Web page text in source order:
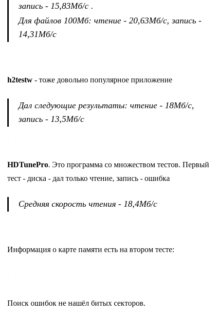
запись - 15,83Мб/с .
Для файлов 100Мб: чтение - 20,63Мб/с, запись -
14,31Мб/с
h2testw - тоже довольно популярное приложение
Дал следующие результаты: чтение - 18Мб/с,
запись - 13,5Мб/с
HDTunePro. Это программа со множеством тестов. Первый
тест - диска - дал только чтение, запись - ошибка
Средняя скорость чтения - 18,4Мб/с
Информация о карте памяти есть на втором тесте:
Поиск ошибок не нашёл битых секторов.